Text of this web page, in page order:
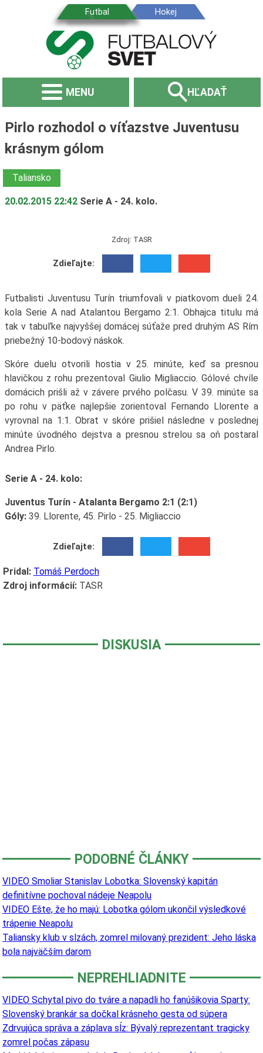
MENU HĽADAŤ
Pirlo rozhodol o víťazstve Juventusu
krásnym gólom
Taliansko
20.02.2015 22:42 Serie A - 24. kolo.
Zdroj: TASR
Zdieľajte:
Futbalisti Juventusu Turín triumfovali v piatkovom dueli 24.
kola Serie A nad Atalantou Bergamo 2:1. Obhajca titulu má
tak v tabuľke najvyššej domácej súťaže pred druhým AS Rím
priebežný 10-bodový náskok.
Skóre duelu otvorili hostia v 25. minúte, keď sa presnou
hlavičkou z rohu prezentoval Giulio Migliaccio. Gólové chvíle
domácich prišli až v závere prvého polčasu. V 39. minúte sa
po rohu v päťke najlepšie zorientoval Fernando Llorente a
vyrovnal na 1:1. Obrat v skóre prišiel následne v poslednej
minúte úvodného dejstva a presnou strelou sa oň postaral
Andrea Pirlo.
Serie A - 24. kolo:
Juventus Turín - Atalanta Bergamo 2:1 (2:1)
Góly:39. Llorente, 45. Pirlo - 25. Migliaccio
Zdieľajte:
Pridal: Tomáš Perdoch
Zdroj informácií:TASR
DISKUSIA
PODOBNÉ ČLÁNKY
VIDEO Smoliar Stanislav Lobotka: Slovenský kapitán
definitívne pochoval nádeje Neapolu
VIDEO Ešte, že ho majú: Lobotka gólom ukončil výsledkové
trápenie Neapolu
Taliansky klub v slzách, zomrel milovaný prezident: Jeho láska
bola najväčším darom
NEPREHLIADNITE
VIDEO Schytal pivo do tváre a napadli ho fanúšikovia Sparty:
Slovenský brankár sa dočkal krásneho gesta od súpera
Zdrvujúca správa a záplava sĺz: Bývalý reprezentant tragicky
zomrel počas zápasu